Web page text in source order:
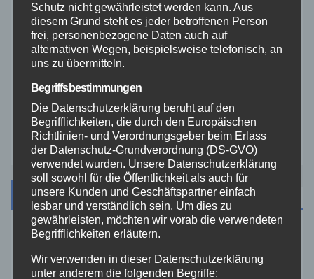
Veranstaltungen
Westerwald
Zoll
Archiv
August 2026
Juli 2026
Schutz nicht gewährleistet werden kann. Aus
diesem Grund steht es jeder betroffenen Person
frei, personenbezogene Daten auch auf
alternativen Wegen, beispielsweise telefonisch, an
uns zu übermitteln.
Begriffsbestimmungen
Die Datenschutzerklärung beruht auf den
Begrifflichkeiten, die durch den Europäischen
Richtlinien- und Verordnungsgeber beim Erlass
der Datenschutz-Grundverordnung (DS-GVO)
verwendet wurden. Unsere Datenschutzerklärung
soll sowohl für die Öffentlichkeit als auch für
unsere Kunden und Geschäftspartner einfach
lesbar und verständlich sein. Um dies zu
gewährleisten, möchten wir vorab die verwendeten
Begrifflichkeiten erläutern.
Wir verwenden in dieser Datenschutzerklärung
unter anderem die folgenden Begriffe: